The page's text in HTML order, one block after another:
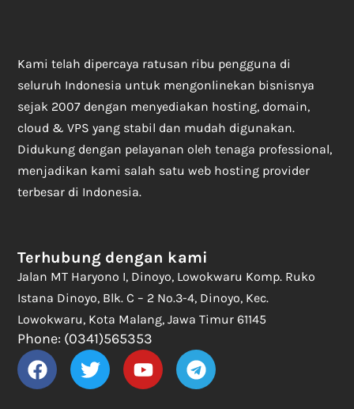
Kami telah dipercaya ratusan ribu pengguna di
seluruh Indonesia untuk mengonlinekan bisnisnya
sejak 2007 dengan menyediakan hosting, domain,
cloud & VPS yang stabil dan mudah digunakan.
Didukung dengan pelayanan oleh tenaga professional,
menjadikan kami salah satu web hosting provider
terbesar di Indonesia.
Terhubung dengan kami
Jalan MT Haryono I, Dinoyo, Lowokwaru Komp. Ruko
Istana Dinoyo, Blk. C – 2 No.3-4, Dinoyo, Kec.
Lowokwaru, Kota Malang, Jawa Timur 61145
Phone: (0341)565353